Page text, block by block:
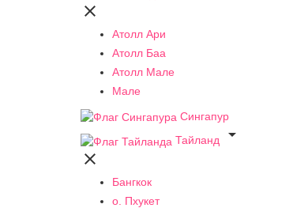

Атолл Ари
Атолл Баа
Атолл Мале
Мале
Сингапур
Тайланд


Бангкок
о. Пхукет